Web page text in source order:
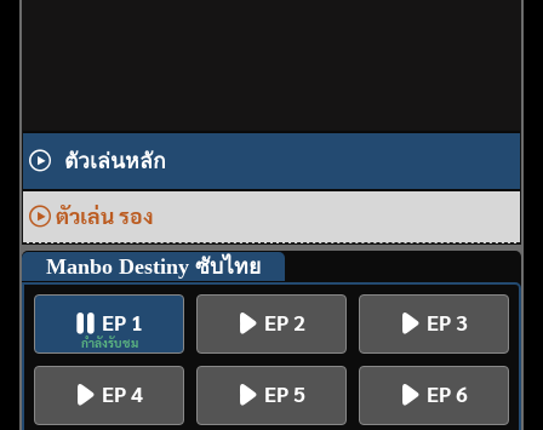
ตัวเล่นหลัก
ตัวเล่น รอง
Manbo Destiny ซับไทย
EP 1
กำลังรับชม
EP 2 EP 3
EP 4 EP 5 EP 6